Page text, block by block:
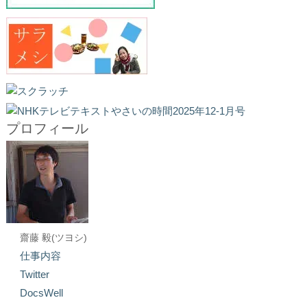
プロフィール
齋藤 毅(ツヨシ)
仕事内容
Twitter
DocsWell